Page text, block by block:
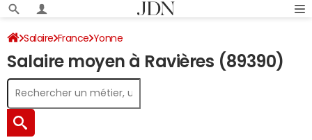
Salaire France Yonne
Salaire moyen à Ravières (89390)